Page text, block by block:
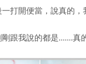
打開便當，說真的，
跟我說的都是.......真